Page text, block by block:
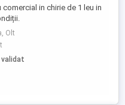
comercial in chirie de 1 leu in
Olt